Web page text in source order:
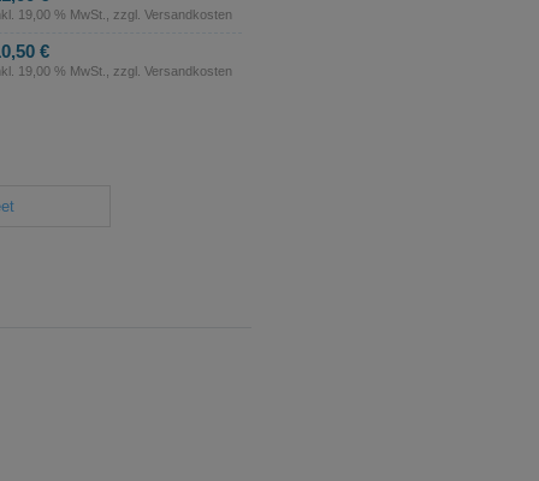
19,00 % MwSt., zzgl. Versandkosten
€
19,00 % MwSt., zzgl. Versandkosten